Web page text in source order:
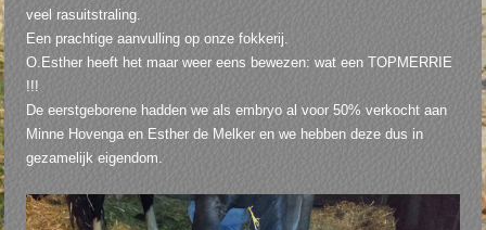
veel rasuitstraling.
Een prachtige aanvulling op onze fokkerij.
O.Esther heeft het maar weer eens bewezen: wat een TOPMERRIE
!!!
De eerstgeborene hadden we als embryo al voor 50% verkocht aan
Minne Hovenga en Esther de Melker en we hebben deze dus in
gezamelijk eigendom.